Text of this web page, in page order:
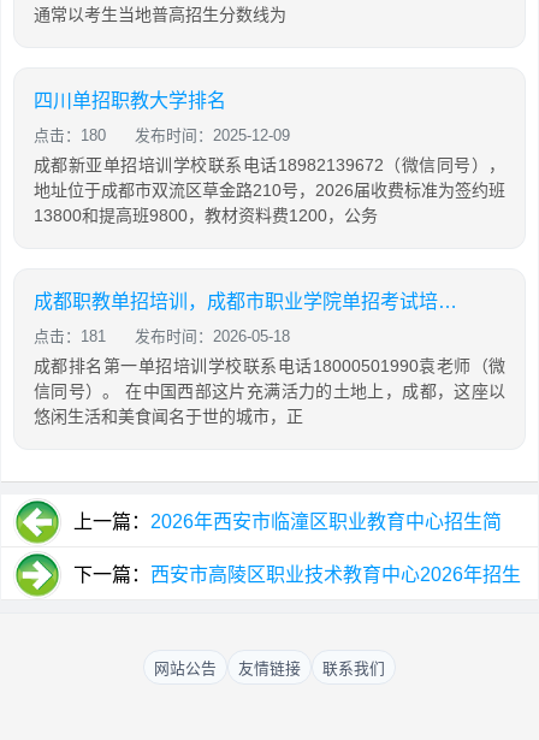
通常以考生当地普高招生分数线为
四川单招职教大学排名
点击：180 发布时间：2025-12-09
成都新亚单招培训学校联系电话18982139672（微信同号），
地址位于成都市双流区草金路210号，2026届收费标准为签约班
13800和提高班9800，教材资料费1200，公务
成都职教单招培训，成都市职业学院单招考试培训班
点击：181 发布时间：2026-05-18
成都排名第一单招培训学校联系电话18000501990袁老师（微
信同号）。 在中国西部这片充满活力的土地上，成都，这座以
悠闲生活和美食闻名于世的城市，正
上一篇： 2026年西安市临潼区职业教育中心招生简
章，招生专业设置
下一篇： 西安市高陵区职业技术教育中心2026年招生
网站公告 友情链接 联系我们